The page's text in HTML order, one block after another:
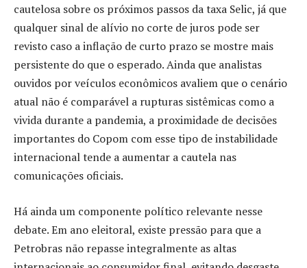
cautelosa sobre os próximos passos da taxa Selic, já que
qualquer sinal de alívio no corte de juros pode ser
revisto caso a inflação de curto prazo se mostre mais
persistente do que o esperado. Ainda que analistas
ouvidos por veículos econômicos avaliem que o cenário
atual não é comparável a rupturas sistêmicas como a
vivida durante a pandemia, a proximidade de decisões
importantes do Copom com esse tipo de instabilidade
internacional tende a aumentar a cautela nas
comunicações oficiais.
Há ainda um componente político relevante nesse
debate. Em ano eleitoral, existe pressão para que a
Petrobras não repasse integralmente as altas